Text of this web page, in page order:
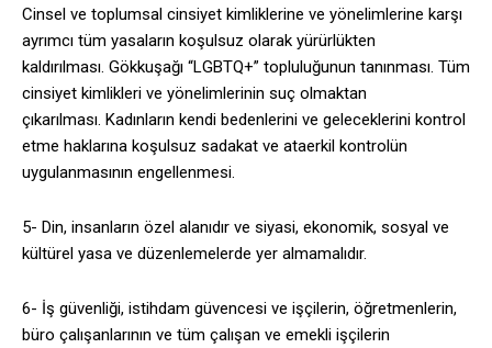
Cinsel ve toplumsal cinsiyet kimliklerine ve yönelimlerine karşı
ayrımcı tüm yasaların koşulsuz olarak yürürlükten
kaldırılması. Gökkuşağı “LGBTQ+” topluluğunun tanınması. Tüm
cinsiyet kimlikleri ve yönelimlerinin suç olmaktan
çıkarılması. Kadınların kendi bedenlerini ve geleceklerini kontrol
etme haklarına koşulsuz sadakat ve ataerkil kontrolün
uygulanmasının engellenmesi.
5- Din, insanların özel alanıdır ve siyasi, ekonomik, sosyal ve
kültürel yasa ve düzenlemelerde yer almamalıdır.
6- İş güvenliği, istihdam güvencesi ve işçilerin, öğretmenlerin,
büro çalışanlarının ve tüm çalışan ve emekli işçilerin